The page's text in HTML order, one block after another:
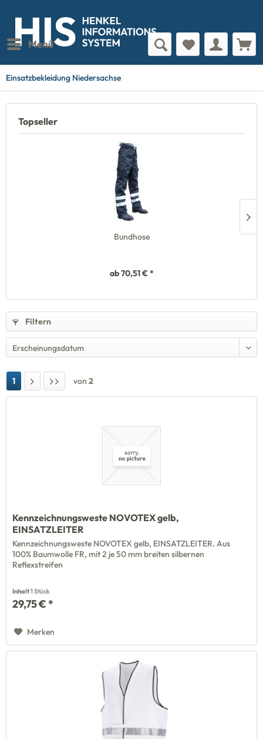
Menü
Einsatzbekleidung Niedersachse
Topseller
Bundhose
ab 70,51 € *
Filtern
1 von 2
Kennzeichnungsweste NOVOTEX gelb,
EINSATZLEITER
Kennzeichnungsweste NOVOTEX gelb, EINSATZLEITER. Aus
100% Baumwolle FR, mit 2 je 50 mm breiten silbernen
Reflexstreifen
Inhalt1 Stück
29,75 € *
Merken